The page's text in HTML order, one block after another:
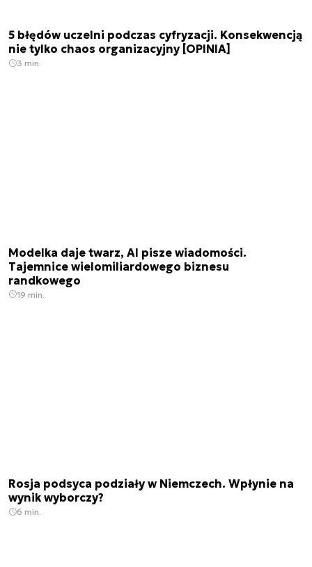
5 błędów uczelni podczas cyfryzacji. Konsekwencją
nie tylko chaos organizacyjny [OPINIA]
3 min.
Modelka daje twarz, AI pisze wiadomości.
Tajemnice wielomiliardowego biznesu
randkowego
19 min.
Rosja podsyca podziały w Niemczech. Wpłynie na
wynik wyborczy?
6 min.